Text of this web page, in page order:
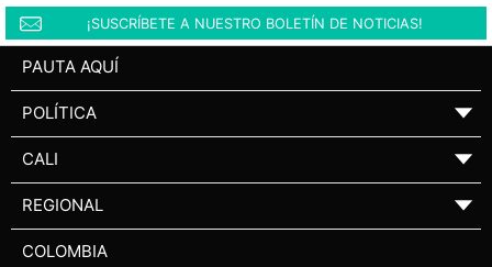
¡SUSCRÍBETE A NUESTRO BOLETÍN DE NOTICIAS!
PAUTA AQUÍ
POLÍTICA ▼
CALI ▼
REGIONAL ▼
COLOMBIA